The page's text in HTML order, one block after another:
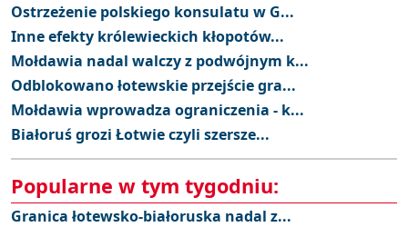
Ostrzeżenie polskiego konsulatu w G...
Inne efekty królewieckich kłopotów...
Mołdawia nadal walczy z podwójnym k...
Odblokowano łotewskie przejście gra...
Mołdawia wprowadza ograniczenia - k...
Białoruś grozi Łotwie czyli szersze...
Popularne w tym tygodniu:
Granica łotewsko-białoruska nadal z...